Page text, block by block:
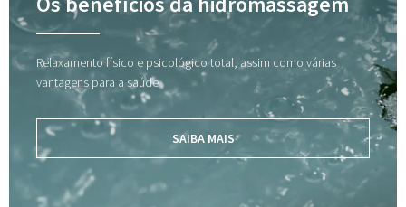
Relaxamento físico e psicológico total, assim como várias
vantagens para a saúde
SAIBA MAIS